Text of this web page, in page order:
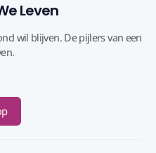
Leven
wil blijven. De pijlers van een